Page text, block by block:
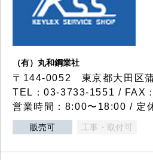
（有）丸和鋼業社
〒144-0052 東京都大田区
TEL：03-3733-1551 / FAX
営業時間：8:00〜18:00 / 定
販売可 工事・取付可